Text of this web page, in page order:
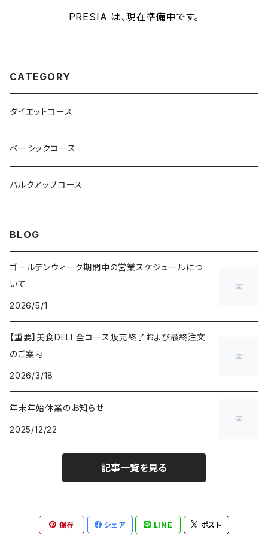
PRESIA は、現在準備中です。
CATEGORY
ダイエットコース
ベーシックコース
バルクアップコース
BLOG
ゴールデンウィーク期間中の営業スケジュールにつ
いて
2026/5/1
【重要】美食DELI 全コース販売終了および最終注文
のご案内
2026/3/18
年末年始休業のお知らせ
2025/12/22
記事一覧を見る
保存 シェア LINE ポスト